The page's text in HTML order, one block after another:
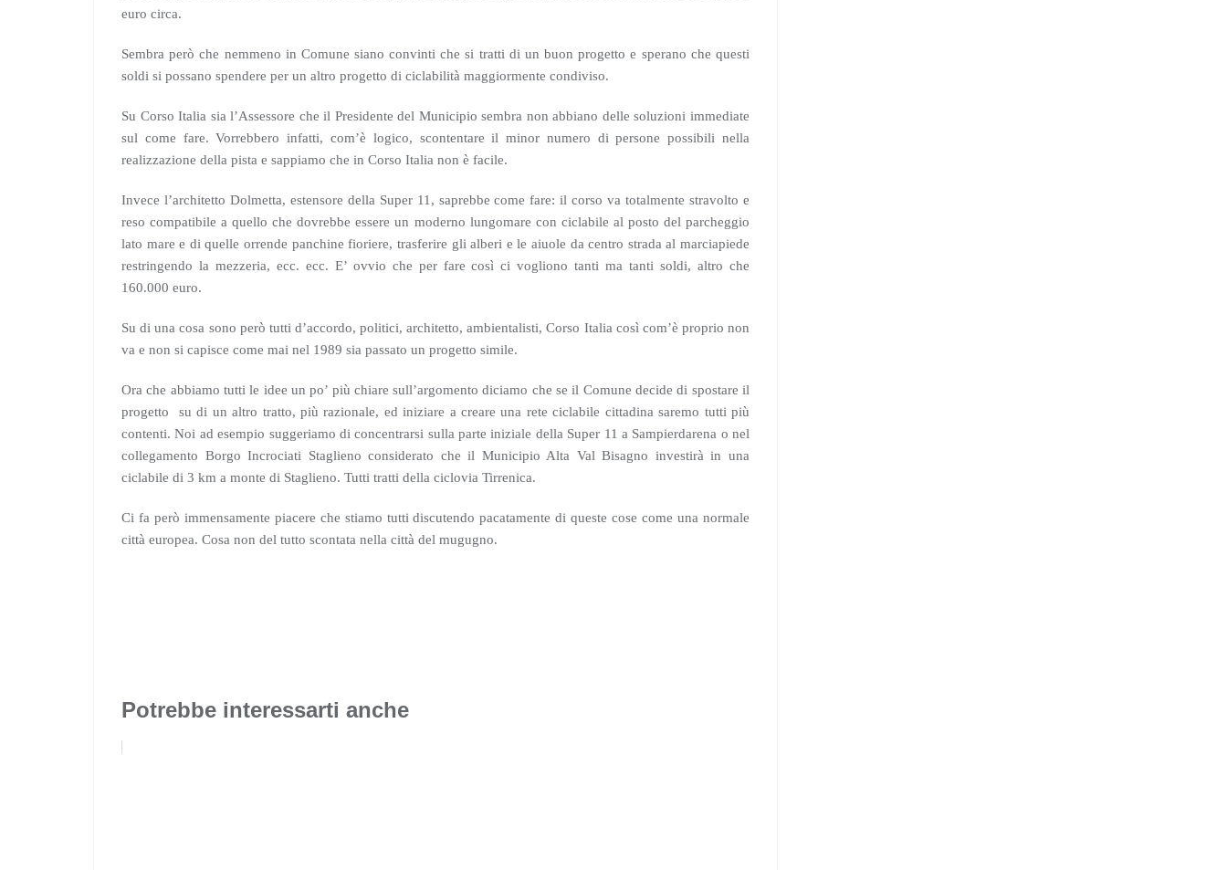
euro circa.
Sembra però che nemmeno in Comune siano convinti che si tratti di un buon progetto e sperano che questi
soldi si possano spendere per un altro progetto di ciclabilità maggiormente condiviso.
Su Corso Italia sia l’Assessore che il Presidente del Municipio sembra non abbiano delle soluzioni immediate
sul come fare. Vorrebbero infatti, com’è logico, scontentare il minor numero di persone possibili nella
realizzazione della pista e sappiamo che in Corso Italia non è facile.
Invece l’architetto Dolmetta, estensore della Super 11, saprebbe come fare: il corso va totalmente stravolto e
reso compatibile a quello che dovrebbe essere un moderno lungomare con ciclabile al posto del parcheggio
lato mare e di quelle orrende panchine fioriere, trasferire gli alberi e le aiuole da centro strada al marciapiede
restringendo la mezzeria, ecc. ecc. E’ ovvio che per fare così ci vogliono tanti ma tanti soldi, altro che
160.000 euro.
Su di una cosa sono però tutti d’accordo, politici, architetto, ambientalisti, Corso Italia così com’è proprio non
va e non si capisce come mai nel 1989 sia passato un progetto simile.
Ora che abbiamo tutti le idee un po’ più chiare sull’argomento diciamo che se il Comune decide di spostare il
progetto su di un altro tratto, più razionale, ed iniziare a creare una rete ciclabile cittadina saremo tutti più
contenti. Noi ad esempio suggeriamo di concentrarsi sulla parte iniziale della Super 11 a Sampierdarena o nel
collegamento Borgo Incrociati Staglieno considerato che il Municipio Alta Val Bisagno investirà in una
ciclabile di 3 km a monte di Staglieno. Tutti tratti della ciclovia Tirrenica.
Ci fa però immensamente piacere che stiamo tutti discutendo pacatamente di queste cose come una normale
città europea. Cosa non del tutto scontata nella città del mugugno.
Potrebbe interessarti anche